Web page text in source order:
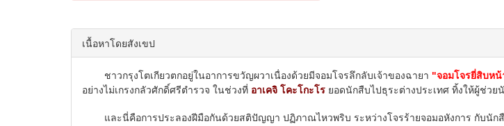
เนื้อหาโดยสังเขป
ชาวกรุงโตเกียวตกอยู่ในอาการขวัญผวาเนื่องด้วยมีจอมโจรลึกลับเจ้าของฉายา "จอมโจรยี่สิบหน้
อย่างไม่เกรงกลัวศักดิ์ศรีตำรวจ ในช่วงที่ อาเคจิ โคะโกะโร ยอดนักสืบไปธุระต่างประเทศ ทิ้งให้ผู้ช่ว
และนี่คือการประลองฝีมือกันด้วยสติปัญญา ปฏิภาณไหวพริบ ระหว่างโจรร้ายจอมอหังการ กับนั